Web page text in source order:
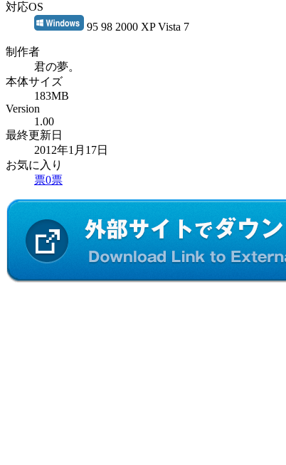
対応OS
95 98 2000 XP Vista 7
制作者
君の夢。
本体サイズ
183MB
Version
1.00
最終更新日
2012年1月17日
お気に入り
票0票